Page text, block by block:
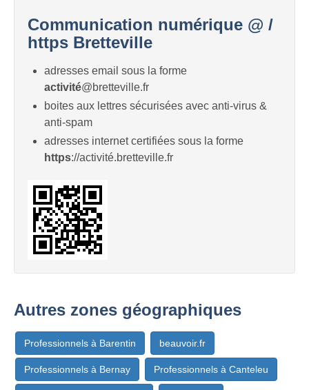
Communication numérique @ /
https Bretteville
adresses email sous la forme
activité@bretteville.fr
boites aux lettres sécurisées avec anti-virus &
anti-spam
adresses internet certifiées sous la forme
https://activité.bretteville.fr
Autres zones géographiques
Professionnels à Barentin beauvoir.fr
Professionnels à Bernay Professionnels à Canteleu